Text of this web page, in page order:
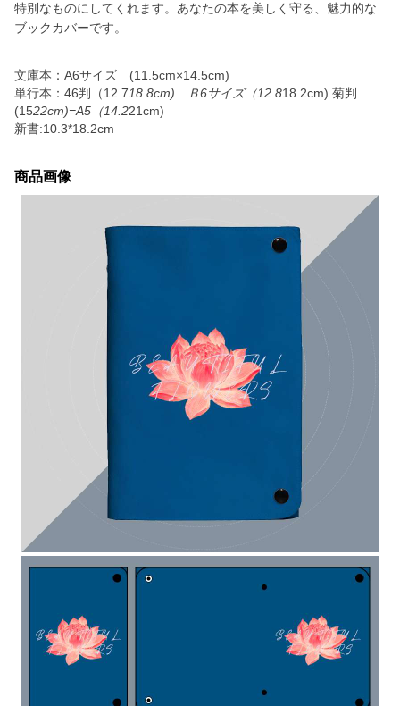
特別なものにしてくれます。あなたの本を美しく守る、魅力的な
ブックカバーです。
文庫本：A6サイズ (11.5cm×14.5cm)
単行本：46判（12.718.8cm) Ｂ6サイズ（12.818.2cm) 菊判
(1522cm)=A5（14.221cm)
新書:10.3*18.2cm
商品画像